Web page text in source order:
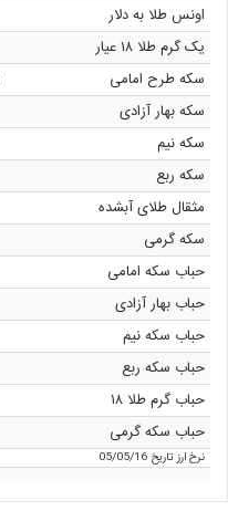
اونس طلا به دلار
یک گرم طلا ۱۸ عیار
سکه طرح امامی
سکه بهار آزادی
سکه نیم
سکه ربع
مثقال طلای آبشده
سکه گرمی
حباب سکه امامی
حباب بهار آزادی
حباب سکه نیم
حباب سکه ربع
حباب گرم طلا ۱۸
حباب سکه گرمی
نرخ ارزتاریخ 05/05/16